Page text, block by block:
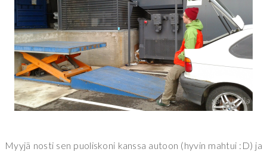
Myyjä nosti sen puoliskoni kanssa autoon (hyvin mahtui :D) ja